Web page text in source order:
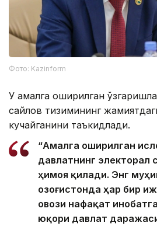
Фото: Kazinform
У амалга оширилган
сайлов тизимининг
кучайганини таъкидлади.
“Амалга оширилган
давлатнинг электорал
ҳимоя қилади. Энг
Қозоғистонда ҳар бир
овози нафақат
юқори давлат